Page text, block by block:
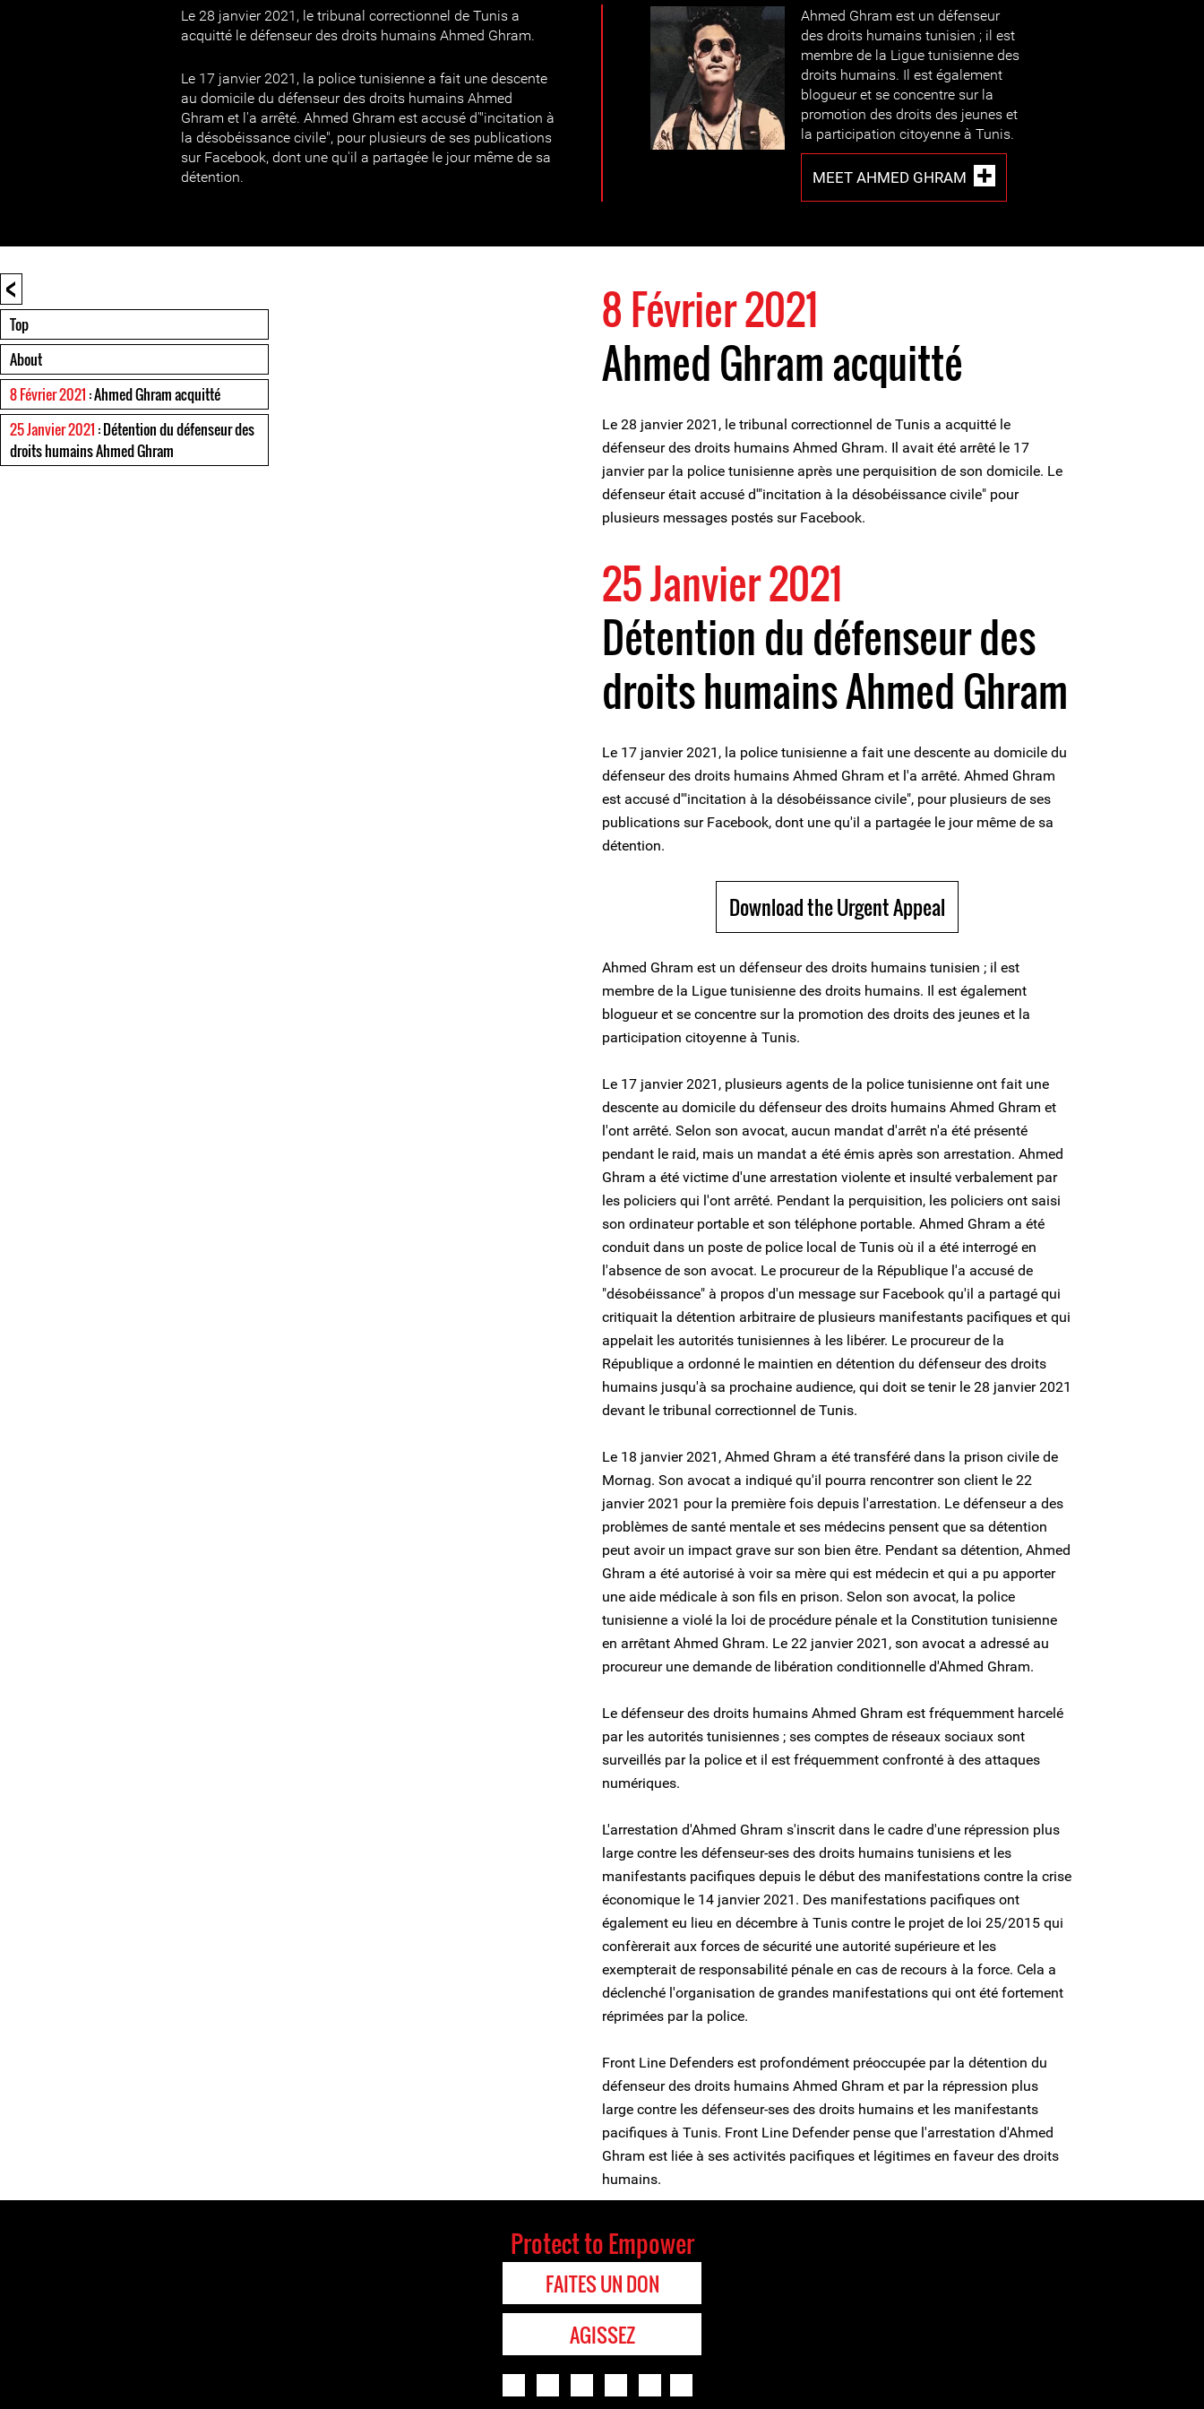
Le 28 janvier 2021, le tribunal correctionnel de Tunis a
acquitté le défenseur des droits humains Ahmed Ghram.
Le 17 janvier 2021, la police tunisienne a fait une descente
au domicile du défenseur des droits humains Ahmed
Ghram et l'a arrêté. Ahmed Ghram est accusé d'"incitation à
la désobéissance civile", pour plusieurs de ses publications
sur Facebook, dont une qu'il a partagée le jour même de sa
détention.
Ahmed Ghram est un défenseur
des droits humains tunisien ; il est
membre de la Ligue tunisienne des
droits humains. Il est également
blogueur et se concentre sur la
promotion des droits des jeunes et
la participation citoyenne à Tunis.
MEET AHMED GHRAM
<
Top
About
8 Février 2021 : Ahmed Ghram acquitté
25 Janvier 2021 : Détention du défenseur des
droits humains Ahmed Ghram
8 Février 2021
Ahmed Ghram acquitté
Le 28 janvier 2021, le tribunal correctionnel de Tunis a acquitté le
défenseur des droits humains Ahmed Ghram. Il avait été arrêté le 17
janvier par la police tunisienne après une perquisition de son domicile. Le
défenseur était accusé d'"incitation à la désobéissance civile" pour
plusieurs messages postés sur Facebook.
25 Janvier 2021
Détention du défenseur des
droits humains Ahmed Ghram
Le 17 janvier 2021, la police tunisienne a fait une descente au domicile du
défenseur des droits humains Ahmed Ghram et l'a arrêté. Ahmed Ghram
est accusé d'"incitation à la désobéissance civile", pour plusieurs de ses
publications sur Facebook, dont une qu'il a partagée le jour même de sa
détention.
Download the Urgent Appeal
Ahmed Ghram est un défenseur des droits humains tunisien ; il est
membre de la Ligue tunisienne des droits humains. Il est également
blogueur et se concentre sur la promotion des droits des jeunes et la
participation citoyenne à Tunis.
Le 17 janvier 2021, plusieurs agents de la police tunisienne ont fait une
descente au domicile du défenseur des droits humains Ahmed Ghram et
l'ont arrêté. Selon son avocat, aucun mandat d'arrêt n'a été présenté
pendant le raid, mais un mandat a été émis après son arrestation. Ahmed
Ghram a été victime d'une arrestation violente et insulté verbalement par
les policiers qui l'ont arrêté. Pendant la perquisition, les policiers ont saisi
son ordinateur portable et son téléphone portable. Ahmed Ghram a été
conduit dans un poste de police local de Tunis où il a été interrogé en
l'absence de son avocat. Le procureur de la République l'a accusé de
"désobéissance" à propos d'un message sur Facebook qu'il a partagé qui
critiquait la détention arbitraire de plusieurs manifestants pacifiques et qui
appelait les autorités tunisiennes à les libérer. Le procureur de la
République a ordonné le maintien en détention du défenseur des droits
humains jusqu'à sa prochaine audience, qui doit se tenir le 28 janvier 2021
devant le tribunal correctionnel de Tunis.
Le 18 janvier 2021, Ahmed Ghram a été transféré dans la prison civile de
Mornag. Son avocat a indiqué qu'il pourra rencontrer son client le 22
janvier 2021 pour la première fois depuis l'arrestation. Le défenseur a des
problèmes de santé mentale et ses médecins pensent que sa détention
peut avoir un impact grave sur son bien être. Pendant sa détention, Ahmed
Ghram a été autorisé à voir sa mère qui est médecin et qui a pu apporter
une aide médicale à son fils en prison. Selon son avocat, la police
tunisienne a violé la loi de procédure pénale et la Constitution tunisienne
en arrêtant Ahmed Ghram. Le 22 janvier 2021, son avocat a adressé au
procureur une demande de libération conditionnelle d'Ahmed Ghram.
Le défenseur des droits humains Ahmed Ghram est fréquemment harcelé
par les autorités tunisiennes ; ses comptes de réseaux sociaux sont
surveillés par la police et il est fréquemment confronté à des attaques
numériques.
L'arrestation d'Ahmed Ghram s'inscrit dans le cadre d'une répression plus
large contre les défenseur-ses des droits humains tunisiens et les
manifestants pacifiques depuis le début des manifestations contre la crise
économique le 14 janvier 2021. Des manifestations pacifiques ont
également eu lieu en décembre à Tunis contre le projet de loi 25/2015 qui
confèrerait aux forces de sécurité une autorité supérieure et les
exempterait de responsabilité pénale en cas de recours à la force. Cela a
déclenché l'organisation de grandes manifestations qui ont été fortement
réprimées par la police.
Front Line Defenders est profondément préoccupée par la détention du
défenseur des droits humains Ahmed Ghram et par la répression plus
large contre les défenseur-ses des droits humains et les manifestants
pacifiques à Tunis. Front Line Defender pense que l'arrestation d'Ahmed
Ghram est liée à ses activités pacifiques et légitimes en faveur des droits
humains.
Protect to Empower
FAITES UN DON
AGISSEZ